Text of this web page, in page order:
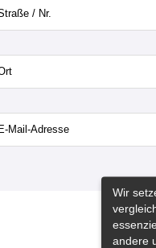
Wir
andere